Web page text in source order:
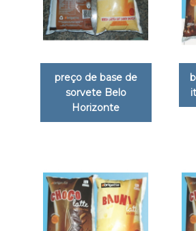
preço de base de
sorvete Belo
Horizonte